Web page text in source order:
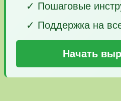
✓ Пошаговые
✓ Поддержка на
Начать